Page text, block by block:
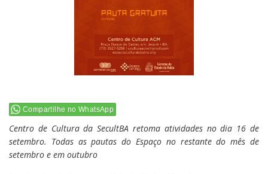
Compartilhe no WhatsApp
Centro de Cultura da SecultBA retoma atividades no dia 16 de
setembro. Todas as pautas do Espaço no restante do mês de
setembro e em outubro